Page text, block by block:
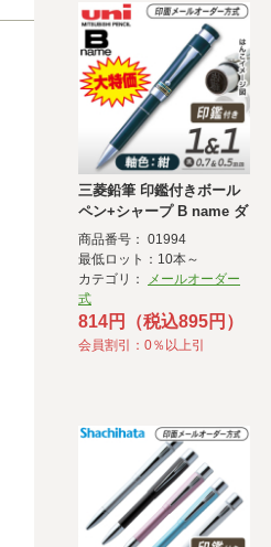
三菱鉛筆 印鑑付きボール
ペン+シャープ B name ダ
ブルペン(メールオーダー
式）
商品番号： 01994
最低ロット：10本～
カテゴリ：
メールオーダー
式
814円（税込895円）
会員割引：0％以上引